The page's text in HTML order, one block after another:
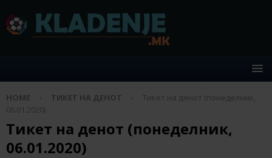
HOME ТИКЕТ НА ДЕНОТ
Тикет на денот (понеделник,
06.01.2020)
Тикет на денот (понеделник,
06.01.2020)